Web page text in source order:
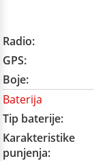
Radio:
GPS:
Boje:
Baterija
Tip baterije:
Karakteristike
punjenja: